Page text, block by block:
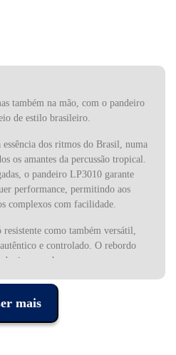
também na mão, com o pandeiro
de estilo brasileiro.
dos ritmos do Brasil, numa
os amantes da percussão tropical.
o pandeiro LP3010 garante
performance, permitindo aos
complexos com facilidade.
como também versátil,
e controlado. O rebordo
tipo gancho, assegura uma
os ensaios ou espetáculos. As
por discos achatados
o som clássico e vibrante que
mais